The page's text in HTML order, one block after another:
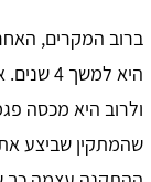
ברוב המקרים,
היא
ולרוב היא מכסה
שהמתקין שביצע